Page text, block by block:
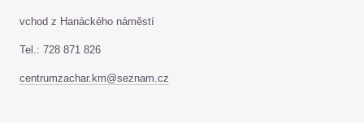
vchod z Hanáckého náměstí
Tel.: 728 871 826
centrumzachar.km@seznam.cz